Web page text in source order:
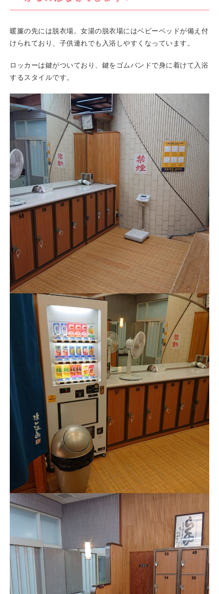
暖簾の先には脱衣場。女湯の脱衣場にはベビーベッドが備え付
けられており、子供連れでも入浴しやすくなっています。
ロッカーは鍵がついており、鍵をゴムバンドで身に着けて入浴
するスタイルです。